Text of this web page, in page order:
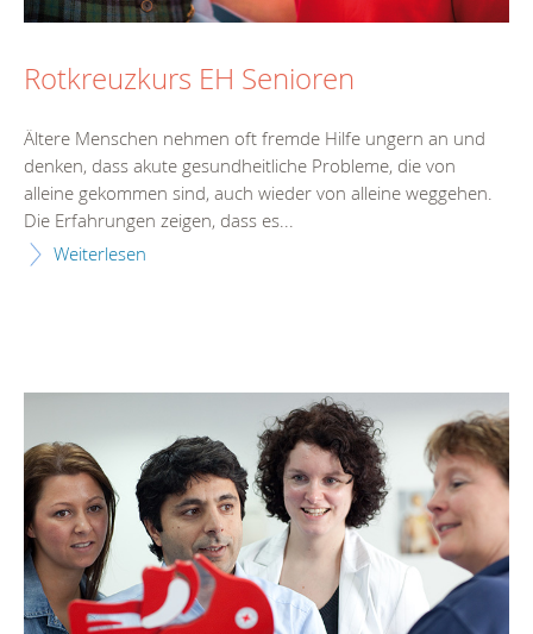
Rotkreuzkurs EH Senioren
Ältere Menschen nehmen oft fremde Hilfe ungern an und
denken, dass akute gesundheitliche Probleme, die von
alleine gekommen sind, auch wieder von alleine weggehen.
Die Erfahrungen zeigen, dass es...
Weiterlesen